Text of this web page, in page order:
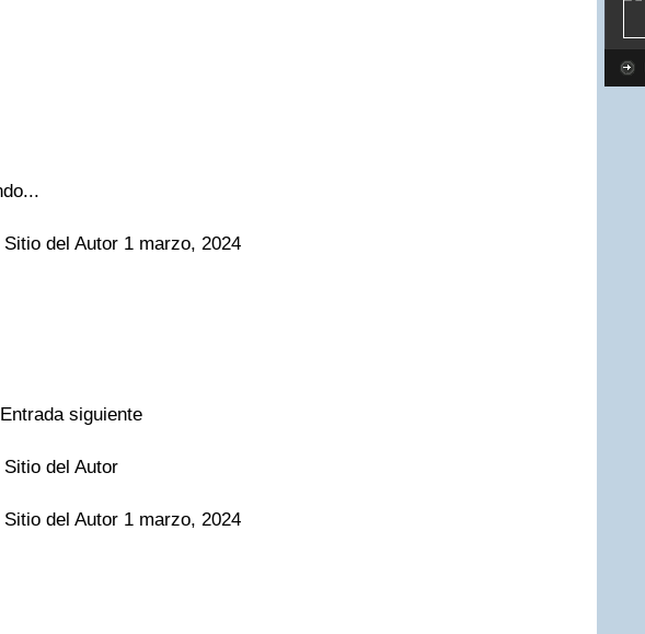
Sitio del Autor 1 marzo, 2024
siguiente
Sitio del Autor
Sitio del Autor 1 marzo, 2024